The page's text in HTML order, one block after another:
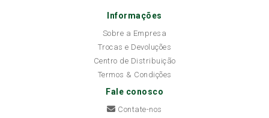
Informações
Sobre a Empresa
Trocas e Devoluções
Centro de Distribuição
Termos & Condições
Fale conosco
Contate-nos